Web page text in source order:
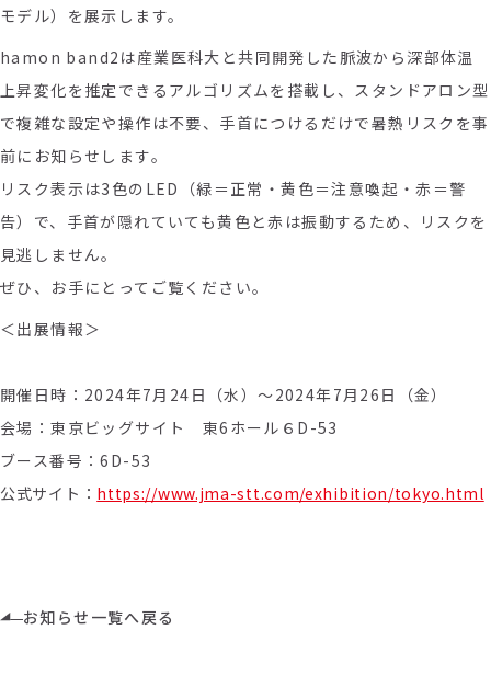
モデル）を展示します。
hamon band2は産業医科大と共同開発した脈波から深部体温
上昇変化を推定できるアルゴリズムを搭載し、 スタンドアロン型
で複雑な設定や操作は不要、手首につけるだけで暑熱リスクを事
前にお知らせします。
リスク表示は3色のLED（緑＝正常・黄色＝注意喚起・赤＝警
告）で、手首が隠れていても黄色と赤は振動するため、リスクを
見逃しません。
ぜひ、お手にとってご覧ください。
＜出展情報＞
開催日時：2024年7月24日（水）～2024年7月26日（金）
会場：東京ビッグサイト 東6ホール６D-53
ブース番号：6 D-53
公式サイト： https://www.jma-stt.com/exhibition/tokyo.html
お知らせ一覧へ戻る